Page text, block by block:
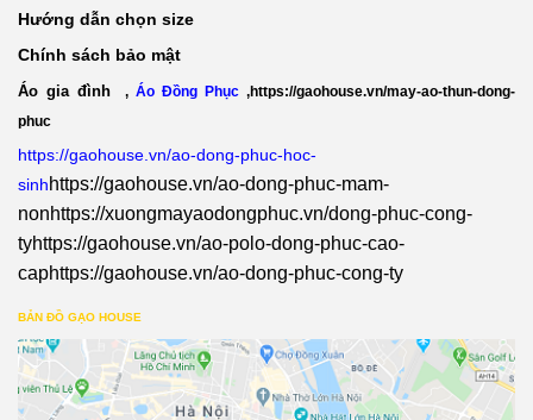
Hướng dẫn chọn size
Chính sách bảo mật
Áo gia đình , Áo Đồng Phục ,https://gaohouse.vn/may-ao-thun-dong-
phuc
https://gaohouse.vn/ao-dong-phuc-hoc-
sinhhttps://gaohouse.vn/ao-dong-phuc-mam-
nonhttps://xuongmayaodongphuc.vn/dong-phuc-cong-
tyhttps://gaohouse.vn/ao-polo-dong-phuc-cao-
caphttps://gaohouse.vn/ao-dong-phuc-cong-ty
BẢN ĐỒ GẠO HOUSE